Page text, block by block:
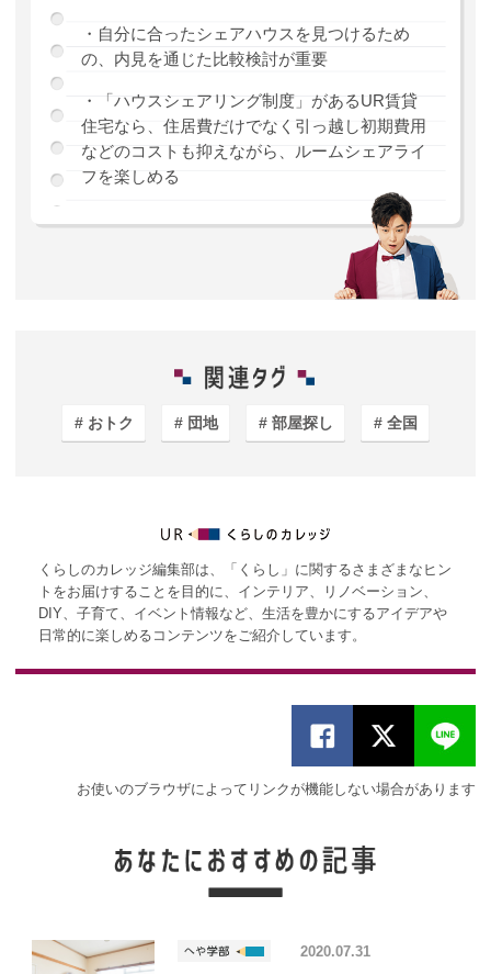
・自分に合ったシェアハウスを見つけるため
の、内見を通じた比較検討が重要
・「ハウスシェアリング制度」があるUR賃貸
住宅なら、住居費だけでなく引っ越し初期費用
などのコストも抑えながら、ルームシェアライ
フを楽しめる
おトク 団地 部屋探し 全国
くらしのカレッジ編集部は、「くらし」に関するさまざまなヒン
トをお届けすることを目的に、インテリア、リノベーション、
DIY、子育て、イベント情報など、生活を豊かにするアイデアや
日常的に楽しめるコンテンツをご紹介しています。
お使いのブラウザによってリンクが機能しない場合があります
2020.07.31